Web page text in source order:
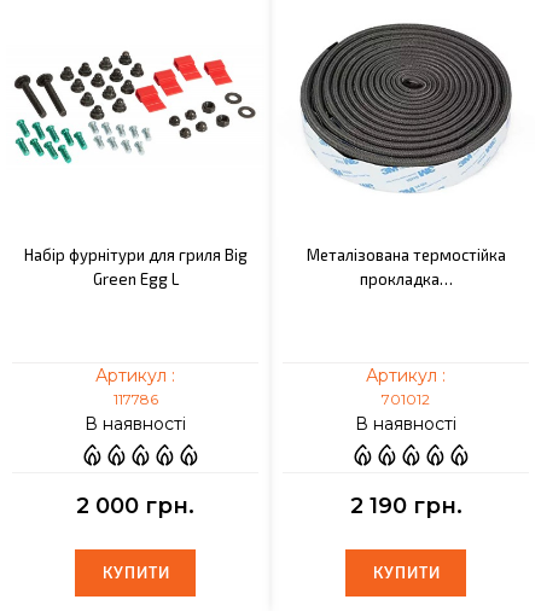
Набір фурнітури для гриля Big
Green Egg L
Артикул :
117786
В наявності
2 000 грн.
КУПИТИ
КУПИТИ
Металізована термостійка
прокладка…
Артикул :
701012
В наявності
2 190 грн.
КУПИТИ
КУПИТИ